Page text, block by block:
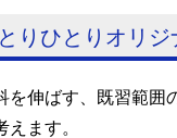
りひとりオリジ
を伸ばす、既習範囲
ます。